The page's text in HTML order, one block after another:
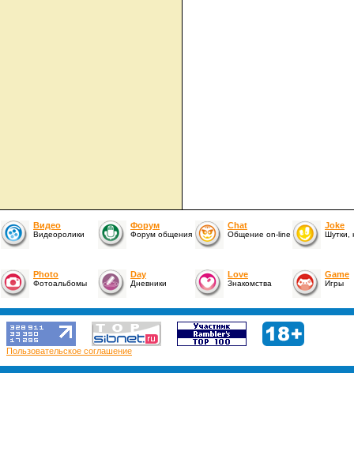
Видео
Видеоролики
Форум
Форум общения
Chat
Общение on-line
Joke
Шутки,
Photo
Фотоальбомы
Day
Дневники
Love
Знакомства
Game
Игры
Пользовательское соглашение